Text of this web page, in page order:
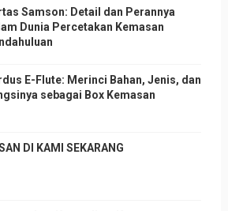
Samson: Detail dan Perannya
Dunia Percetakan Kemasan
E-Flute: Merinci Bahan, Jenis, dan
sebagai Box Kemasan
DI KAMI SEKARANG